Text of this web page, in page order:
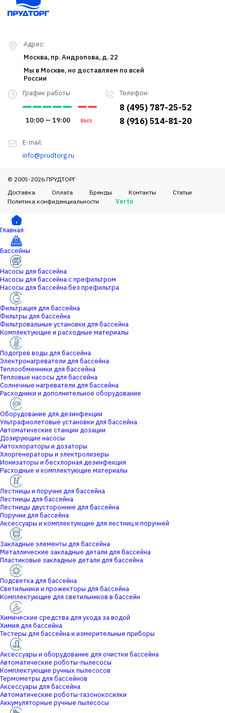
Телефон:
8 (495) 787-25-52
8 (916) 514-81-20
График работы
10:00 — 19:00 вых
E-mail:
info@prudtorg.ru
Адрес:
Москва, пр. Андропова, д. 22
Мы в Москве, но доставляем по всей
России
© 2005-2026 ПРУДТОРГ
Доставка
Оплата Бренды Контакты
Статьи
Политика конфиденциальности
Verto
Главная
Бассейны
Насосы для бассейна
Насосы для бассейна с префильтром
Насосы для бассейна без префильтра
Фильтрация для бассейна
Фильтры для бассейна
Фильтровальные установки для бассейна
Комплектующие и расходные материалы
Подогрев воды для бассейна
Электронагреватели для бассейна
Теплообменники для бассейна
Тепловые насосы для бассейна
Солнечные нагреватели для бассейна
Расходники и дополнительное оборудование
Оборудование для дезинфекции
Ультрафиолетовые установки для бассейна
Автоматические станции дозации
Дозирующие насосы
Автохлораторы и дозаторы
Хлоргенераторы и электролизеры
Ионизаторы и бесхлорная дезинфекция
Расходные и комплектующие материалы
Лестницы и поручни для бассейна
Лестницы для бассейна
Лестницы двусторонние для бассейна
Поручни для бассейна
Аксессуары и комплектующие для лестниц и поручней
Закладные элементы для бассейна
Металлические закладные детали для бассейна
Пластиковые закладные детали для бассейна
Подсветка для бассейна
Светильники и прожекторы для бассейна
Комплектующие для светильников в бассейн
Химические средства для ухода за водой
Химия для бассейна
Тестеры для бассейна и измерительные приборы
Аксессуары и оборудование для очистки бассейна
Автоматические роботы-пылесосы
Комплектующие ручных пылесосов
Термометры для бассейнов
Аксессуары для бассейна
Автоматические роботы-газонокосилки
Аккумуляторные ручные пылесосы